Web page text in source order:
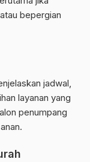
bepergian
jadwal,
layanan yang
penumpang